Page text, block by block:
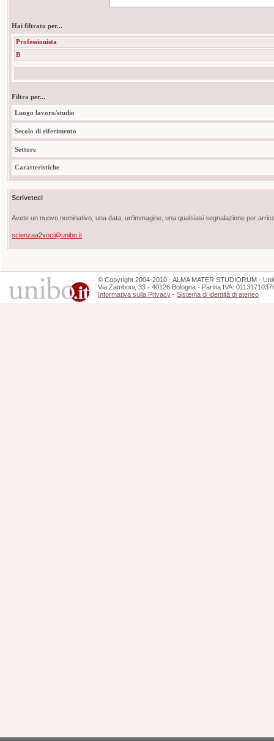
Hai filtrato per...
Professionista
B
Filtra per...
Luogo lavoro/studio
Secolo di riferimento
Settore
Caratteristiche
Scriveteci
Avete un nuovo nominativo, una data, un'immagine, una qualsiasi segnalazione per
scienzaa2voci@unibo.it
©Copyright 2004-2010 - ALMA MATER STUDIORUM -
Via Zamboni, 33 - 40126 Bologna - Partita IVA:
Informativa sulla Privacy -Sistema di identità di ateneo